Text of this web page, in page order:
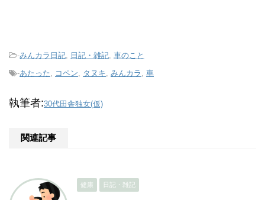
-みんカラ日記, 日記・雑記, 車のこと
-あたった, コペン, タヌキ, みんカラ , 車
執筆者:30代田舎独女(仮)
関連記事
健康 日記・雑記